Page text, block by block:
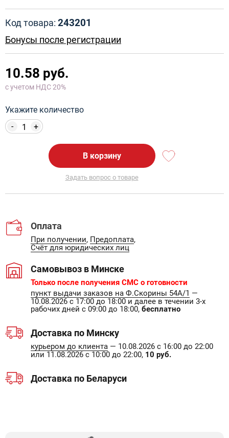
Код товара: 243201
Бонусы после регистрации
10.58 руб.
с учетом НДС 20%
Укажите количество
+
-
В корзину
Задать вопрос о товаре
Оплата
При получении, Предоплата,
Счёт для юридических лиц
Самовывоз в Минске
Только после получения СМС о готовности
пункт выдачи заказов на Ф.Скорины 54А/1 —
10.08.2026 с 17:00 до 18:00 и далее в течении 3-х
рабочих дней с 09:00 до 18:00, бесплатно
Доставка по Минску
курьером до клиента — 10.08.2026 с 16:00 до 22:00
или 11.08.2026 с 10:00 до 22:00, 10 руб.
Доставка по Беларуси